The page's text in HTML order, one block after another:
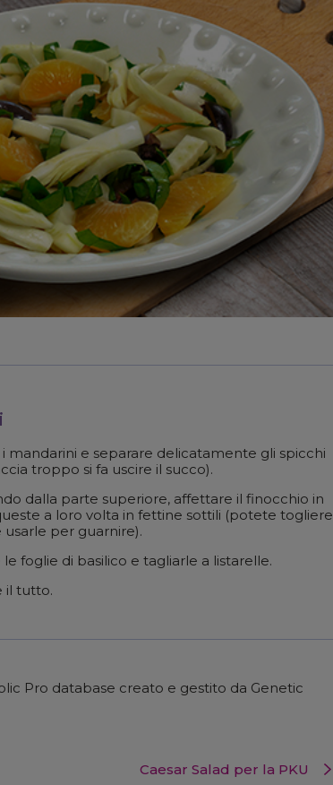
mandarini e separare delicatamente gli spicchi
troppo si fa uscire il succo).
dalla parte superiore, affettare il finocchio in
a loro volta in fettine sottili (potete togliere
usarle per guarnire).
foglie di basilico e tagliarle a listarelle.
il tutto.
Pro database creato e gestito da Genetic
Caesar Salad per la PKU